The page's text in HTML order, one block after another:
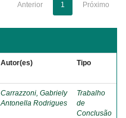
Anterior 1 Próximo
Autor(es) Tipo
Carrazzoni, Gabriely
Antonella Rodrigues
Trabalho
de
Conclusão